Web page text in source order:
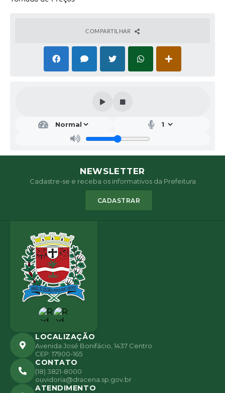
COMPARTILHAR
NEWSLETTER
Cadastre-se e receba os informativos da Prefeitura
CADASTRAR
LOCALIZAÇÃO
Avenida José Bonifácio, 1437 Centro
CEP: 17900-165
CONTATO
(18) 3821-8000
ouvidoria@dracena.sp.gov.br
ATENDIMENTO